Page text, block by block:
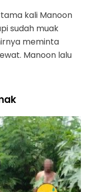
kali Manoon
sudah muak
meminta
Manoon lalu